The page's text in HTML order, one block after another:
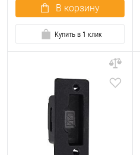
В корзину
Купить в 1 клик